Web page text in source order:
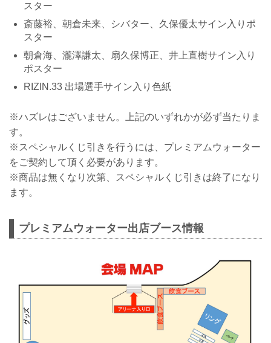
スター
斎藤裕、朝倉未来、シバター、久保優太サイン入りポ
スター
朝倉海、瀧澤謙太、扇久保博正、井上直樹サイン入り
ポスター
RIZIN.33 出場選手サイン入り色紙
※ハズレはございません。上記のいずれかが必ず当たりま
す。
※スペシャルくじ引きを行うには、プレミアムウォーター
をご契約して頂く必要があります。
※商品は無くなり次第、スペシャルくじ引きは終了になり
ます。
プレミアムウォーター出店ブース情報